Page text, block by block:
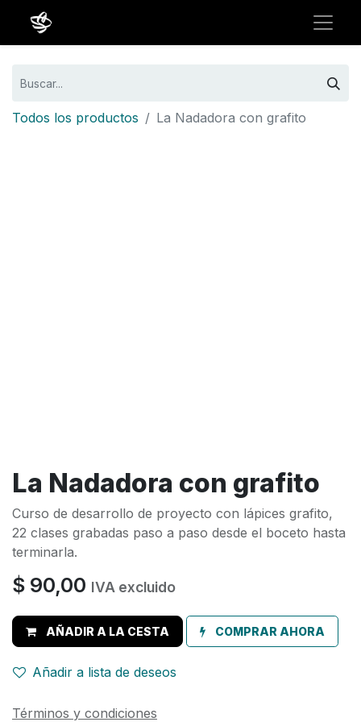
Todos los productos La Nadadora con grafito
La Nadadora con grafito
Curso de desarrollo de proyecto con lápices grafito,
22 clases grabadas paso a paso desde el boceto hasta
terminarla.
$ 90,00 IVA excluido
AÑADIR A LA CESTA COMPRAR AHORA
Añadir a lista de deseos
Términos y condiciones